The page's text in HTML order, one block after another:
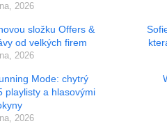
2026
složku Offers &
od velkých firem
2026
Mode: chytrý
playlisty a hlasovými
2026